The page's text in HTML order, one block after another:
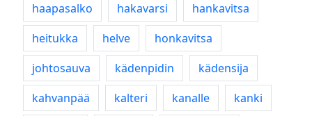
haapasalko
hakavarsi
hankavitsa
heitukka
helve
honkavitsa
johtosauva
kädenpidin
kädensija
kahvanpää
kalteri kanalle
kanki